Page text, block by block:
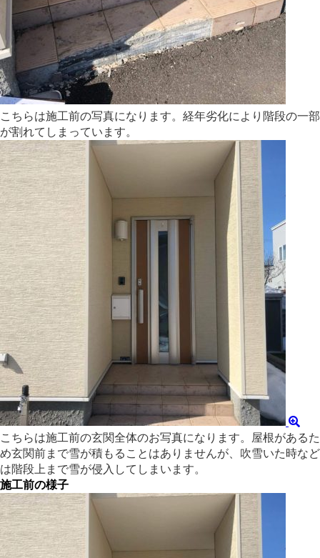
こちらは施工前の写真になります。経年劣化により階段の一部
が割れてしまっています。
こちらは施工前の玄関全体のお写真になります。屋根があるた
め玄関前まで雪が積もることはありませんが、吹雪いた時など
は階段上まで雪が侵入してしまいます。
施工前の様子